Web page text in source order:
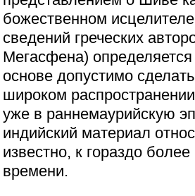
божественном
сведений греческих
Мегасфена)
основе допустимо
широком
уже в раннемаурийскую
индийский материал
известно, к гораздо
времени.